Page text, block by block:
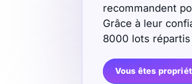
€
recommandent
Grâce à leur
8000 lots
Vous êtes